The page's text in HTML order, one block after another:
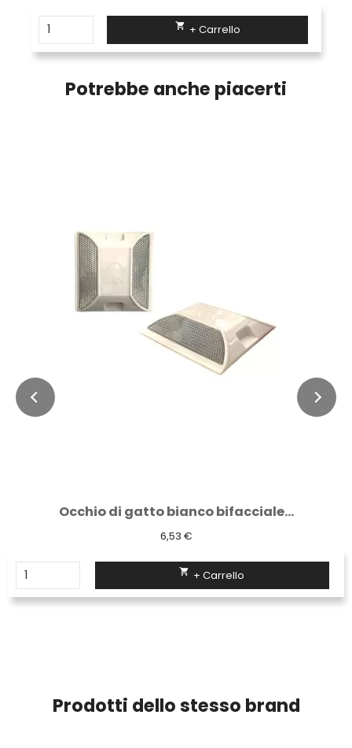
 + Carrello
Potrebbe anche piacerti
Occhio di gatto bianco bifacciale...
6,53 €
 + Carrello
Prodotti dello stesso brand